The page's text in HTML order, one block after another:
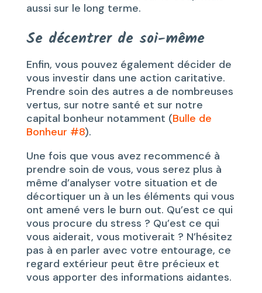
aussi sur le long terme.
Se décentrer de soi-même
Enfin, vous pouvez également décider de
vous investir dans une action caritative.
Prendre soin des autres a de nombreuses
vertus, sur notre santé et sur notre
capital bonheur notamment (Bulle de
Bonheur #8).
Une fois que vous avez recommencé à
prendre soin de vous, vous serez plus à
même d’analyser votre situation et de
décortiquer un à un les éléments qui vous
ont amené vers le burn out. Qu’est ce qui
vous procure du stress ? Qu’est ce qui
vous aiderait, vous motiverait ? N’hésitez
pas à en parler avec votre entourage, ce
regard extérieur peut être précieux et
vous apporter des informations aidantes.